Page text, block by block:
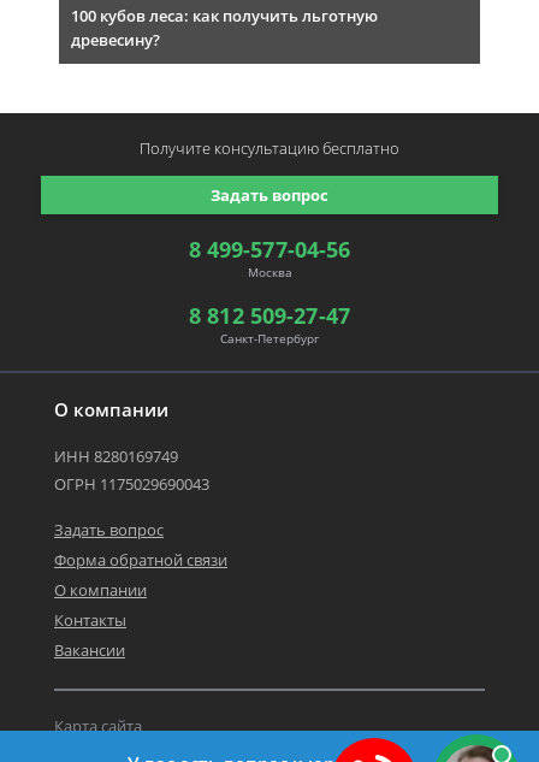
100 кубов леса: как получить льготную
древесину?
О компании
ИНН 8280169749
ОГРН 1175029690043
Задать вопрос
Форма обратной связи
О компании
Контакты
Вакансии
Карта сайта
Политика персональных данных
8 499-577-04-56
Москва
8 812 509-27-47
Санкт-Петербург
Задать вопрос
Получите консультациюбесплатно